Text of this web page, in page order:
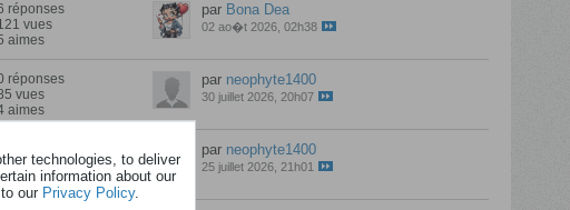
réponses
vues
aimes
par Bona Dea
02 ao�t 2026, 02h38
réponses
vues
aimes
par neophyte1400
30 juillet 2026, 20h07
101 vues
aimes
par neophyte1400
25 juillet 2026, 21h01
technologies, to deliver
information about our
our Privacy Policy.